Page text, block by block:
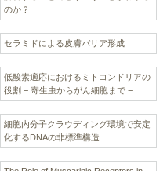
のか？
セラミドによる皮膚バリア形成
低酸素適応におけるミトコンドリアの
役割 − 寄生虫からがん細胞まで −
細胞内分子クラウディング環境で安定
化するDNAの非標準構造